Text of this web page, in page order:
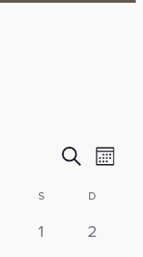
Buscar
Mes
S D
0
1
0
2